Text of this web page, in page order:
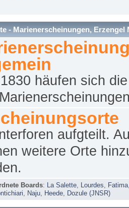
- Marienerscheinungen, Erzengel
häufen sich
aufgteilt.
weitere Orte
Boards: La Salette Lourdes Fatima
Naju Heede Dozule (JNSR)